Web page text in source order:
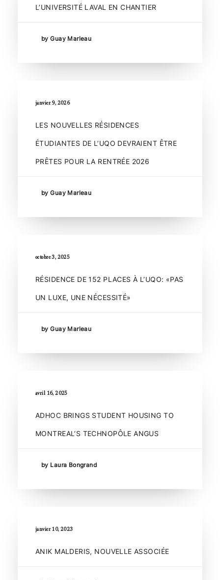
L’UNIVERSITÉ LAVAL EN CHANTIER
by Guay Marleau
janvier 9, 2026
LES NOUVELLES RÉSIDENCES
ÉTUDIANTES DE L’UQO DEVRAIENT ÊTRE
PRÊTES POUR LA RENTRÉE 2026
by Guay Marleau
octobre 3, 2025
RÉSIDENCE DE 152 PLACES À L’UQO: «PAS
UN LUXE, UNE NÉCESSITÉ»
by Guay Marleau
avril 16, 2025
ADHOC BRINGS STUDENT HOUSING TO
MONTREAL’S TECHNOPÔLE ANGUS
by Laura Bongrand
janvier 10, 2023
ANIK MALDERIS, NOUVELLE ASSOCIÉE